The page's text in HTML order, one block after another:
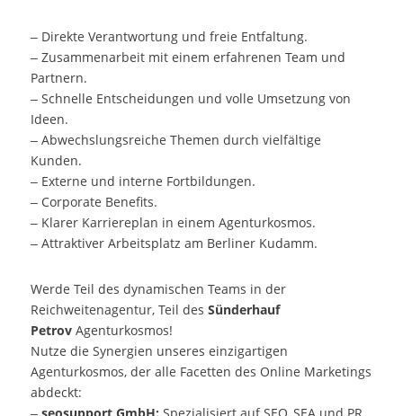
– Direkte Verantwortung und freie Entfaltung.
– Zusammenarbeit mit einem erfahrenen Team und
Partnern.
– Schnelle Entscheidungen und volle Umsetzung von
Ideen.
– Abwechslungsreiche Themen durch vielfältige
Kunden.
– Externe und interne Fortbildungen.
– Corporate Benefits.
– Klarer Karriereplan in einem Agenturkosmos.
– Attraktiver Arbeitsplatz am Berliner Kudamm.
Werde Teil des dynamischen Teams in der
Reichweitenagentur, Teil des Sünderhauf
Petrov Agenturkosmos!
Nutze die Synergien unseres einzigartigen
Agenturkosmos, der alle Facetten des Online Marketings
abdeckt: